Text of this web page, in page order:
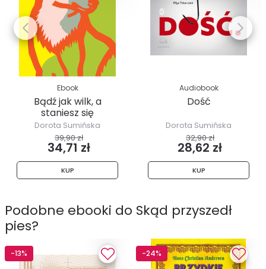
Ebook
Bądź jak wilk, a
staniesz się
człowiekiem
Dorota Sumińska
39,90 zł
34,71 zł
KUP
Audiobook
Dość
Dorota Sumińska
32,90 zł
28,62 zł
KUP
Podobne ebooki do Skąd przyszedł
pies?
-13% -24%